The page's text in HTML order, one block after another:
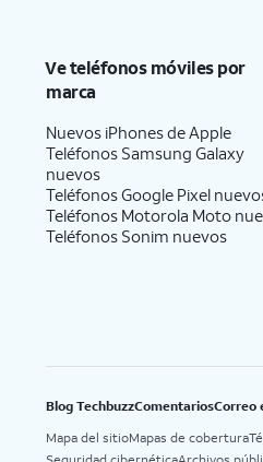
Ve teléfonos móviles por
marca
Nuevos iPhones de Apple
Teléfonos Samsung Galaxy
nuevos
Teléfonos Google Pixel
Teléfonos Motorola Moto
Teléfonos Sonim nuevos
Blog TechbuzzComentariosCorreo
Mapa del sitioMapas de cobertura